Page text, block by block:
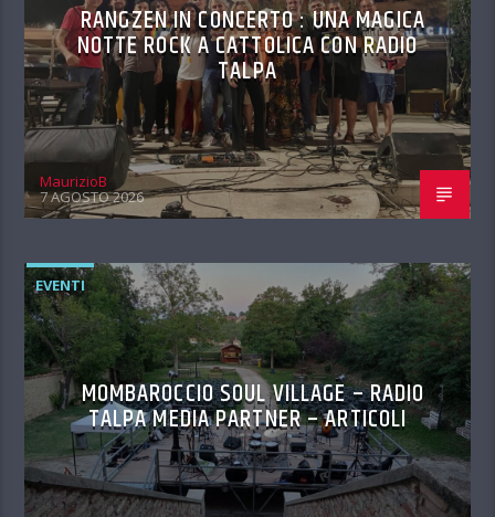
RANGZEN IN CONCERTO : UNA MAGICA
NOTTE ROCK A CATTOLICA CON RADIO
TALPA
MaurizioB
7 AGOSTO 2026
EVENTI
MOMBAROCCIO SOUL VILLAGE – RADIO
TALPA MEDIA PARTNER – ARTICOLI